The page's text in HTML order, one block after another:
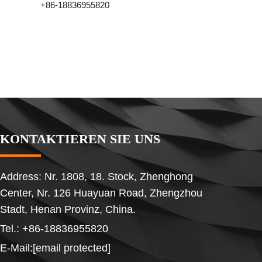
+86-18836955820
KONTAKTIEREN SIE UNS
Address: Nr. 1808, 18. Stock, Zhenghong
Center, Nr. 126 Huayuan Road, Zhengzhou
Stadt, Henan Provinz, China.
Tel.: +86-18836955820
E-Mail:[email protected]